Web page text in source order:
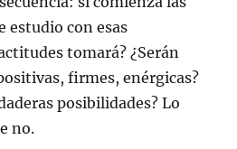
estudio con esas
tomará? ¿Serán
firmes, enérgicas?
posibilidades? Lo
no.